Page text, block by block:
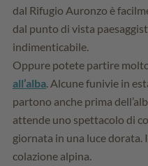
dal Rifugio Auronzo è
dal punto di vista
indimenticabile.
Oppure potete partire
all’alba. Alcune funivie in
partono anche prima
attende uno spettacolo di
giornata in una luce dorata.
colazione alpina.